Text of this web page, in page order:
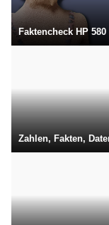
Faktencheck HP 580
Zahlen, Fakten,